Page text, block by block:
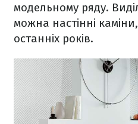
модельному ряду.
можна настінні
останніх років.